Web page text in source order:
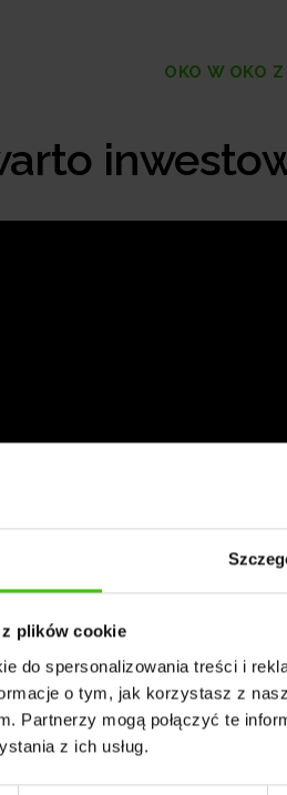
plików cookie
do spersonalizowania treści i
o tym, jak korzystasz z
Partnerzy mogą połączyć te
z ich usług.
OKO W OKO